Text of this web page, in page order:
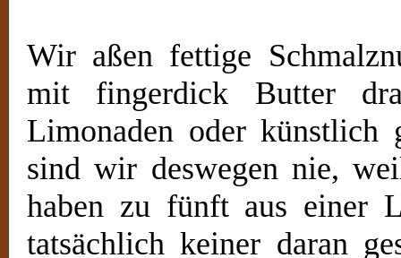
Wir aßen fettige
mit fingerdick Butter
Limonaden oder künstlich
sind wir deswegen nie,
haben zu fünft aus einer
tatsächlich keiner daran